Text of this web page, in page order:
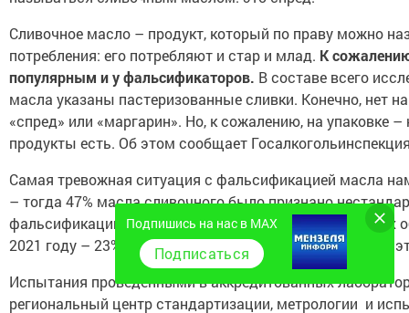
Сливочное масло – продукт, который по праву можно
потребления: его потребляют и стар и млад. К
популярным и у фальсификаторов. В составе всего
масла указаны пастеризованные сливки. Конечно, нет
«спред» или «маргарин». Но, к сожалению, на упаковке –
продукты есть. Об этом сообщает
Самая тревожная ситуация с фальсификацией масла
– тогда 47% масла сливочного было признано
фальсификации. В 2020 году – уже 24% исследованных
2021 году – 23%. В этом году мы повторно исследуем
Испытания проведенными в аккредитованных
региональный центр стандартизации, метрологии и
Подпишись на нас в MAX
Подписаться